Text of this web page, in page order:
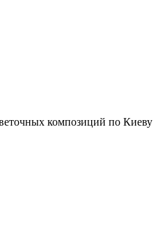
композиций по Киеву